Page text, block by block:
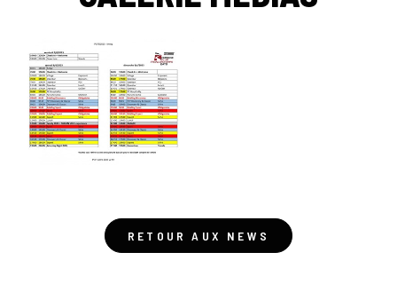
RETOUR AUX NEWS